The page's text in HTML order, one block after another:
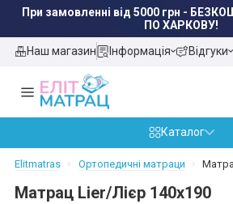
При замовленні від 5000 грн -
ПО ХАРКОВУ!
Наш магазин Інформація Відгуки
Каталог
Elitmatras Ортопедичні матраци
Матрац Lier/Лієр 140x190